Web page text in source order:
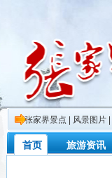
张家界景点 风景图片
首页 旅游资讯